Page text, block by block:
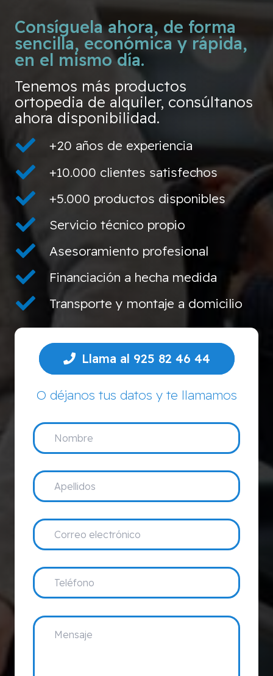
Consíguela ahora, de forma
sencilla, económica y rápida,
en el mismo día.
Tenemos más productos
ortopedia de alquiler, consúltanos
ahora disponibilidad.
+20 años de experiencia
+10.000 clientes satisfechos
+5.000 productos disponibles
Servicio técnico propio
Asesoramiento profesional
Financiación a hecha medida
Transporte y montaje a domicilio
Llama al 925 82 46 44
O déjanos tus datos y te llamamos